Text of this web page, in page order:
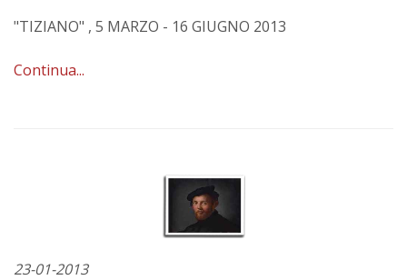
"TIZIANO" , 5 MARZO - 16 GIUGNO 2013
Continua...
23-01-2013